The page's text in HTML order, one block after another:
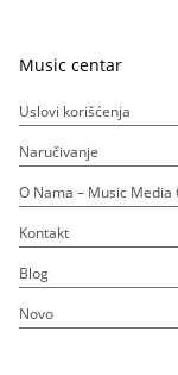
Music centar
Uslovi korišćenja
Naručivanje
O Nama – Music
Kontakt
Blog
Novo